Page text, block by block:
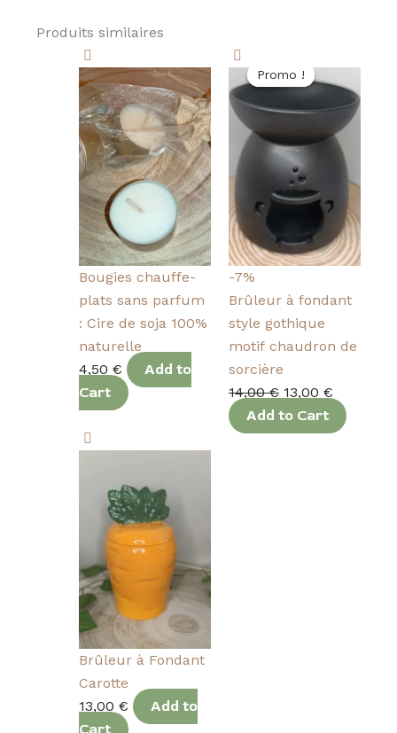
Produits similaires
Bougies chauffe-
plats sans parfum
: Cire de soja 100%
naturelle
4,50 €
Add to
Cart
Promo !
-7%
Promo !
Brûleur à fondant
style gothique
motif chaudron de
sorcière
14,00€
prix
initial
14,00 €.
13,00 €
actuel
est :
13,00 €.
Add to Cart
Brûleur à Fondant
Carotte
13,00 €
Add to